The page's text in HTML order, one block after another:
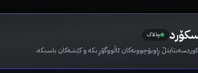
چالاک
ڕاوبۆچوونەکان ئاڵووگۆڕ بکە و کێشەکان باسبکە.